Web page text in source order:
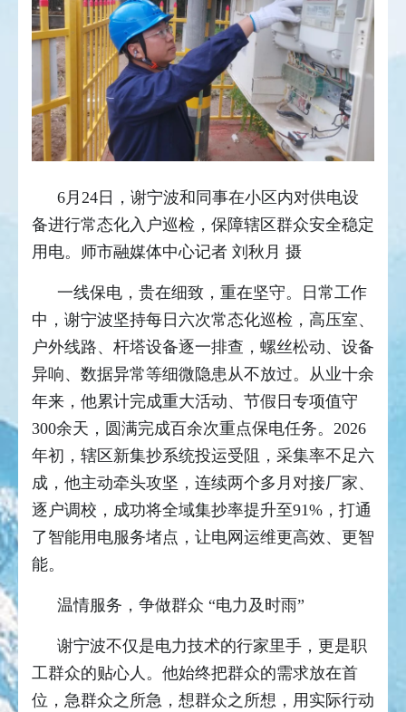
6月24日，谢宁波和同事在小区内对供电设
备进行常态化入户巡检，保障辖区群众安全稳定
用电。师市融媒体中心记者 刘秋月 摄
一线保电，贵在细致，重在坚守。日常工作
中，谢宁波坚持每日六次常态化巡检，高压室、
户外线路、杆塔设备逐一排查，螺丝松动、设备
异响、数据异常等细微隐患从不放过。从业十余
年来，他累计完成重大活动、节假日专项值守
300余天，圆满完成百余次重点保电任务。2026
年初，辖区新集抄系统投运受阻，采集率不足六
成，他主动牵头攻坚，连续两个多月对接厂家、
逐户调校，成功将全域集抄率提升至91%，打通
了智能用电服务堵点，让电网运维更高效、更智
能。
温情服务，争做群众 “电力及时雨”
谢宁波不仅是电力技术的行家里手，更是职
工群众的贴心人。他始终把群众的需求放在首
位，急群众之所急，想群众之所想，用实际行动